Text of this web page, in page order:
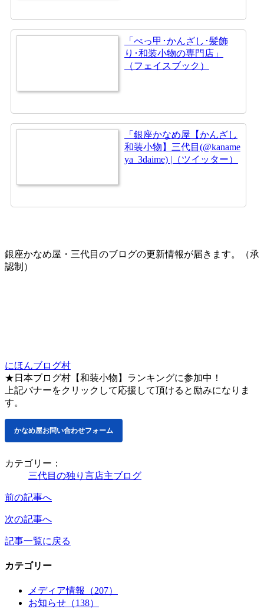
「べっ甲･かんざし･髪飾
り･和装小物の専門店」
（フェイスブック）
「銀座かなめ屋【かんざし
和装小物】三代目(@kaname
ya_3daime) |（ツイッター）
銀座かなめ屋・三代目のブログの更新情報が届きます。（承
認制）
にほんブログ村
★日本ブログ村【和装小物】ランキングに参加中！
上記バナーをクリックして応援して頂けると励みになりま
す。
かなめ屋お問い合わせフォーム
カテゴリー：
三代目の独り言店主ブログ
前の記事へ
次の記事へ
記事一覧に戻る
カテゴリー
メディア情報（207）
お知らせ（138）